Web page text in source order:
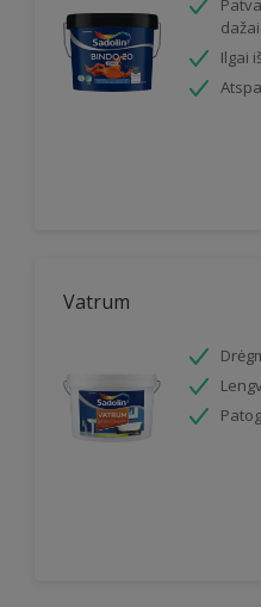
dažai
Ilgai
Vatrum